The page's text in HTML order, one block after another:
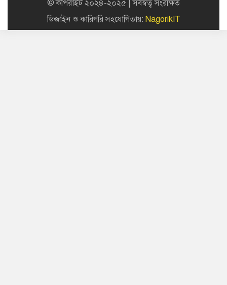
© কপিরাইট ২০২৪-২০২৫ | সর্বস্বত্ব সংরক্ষিত
ডিজাইন ও কারিগরি সহযোগিতায়: NagorikIT